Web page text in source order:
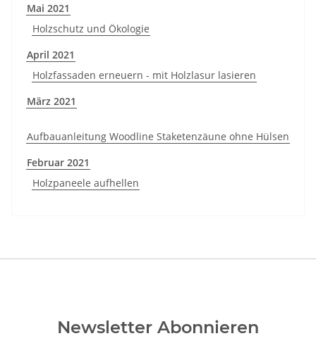
Mai 2021
Holzschutz und Ökologie
April 2021
Holzfassaden erneuern - mit Holzlasur lasieren
März 2021
Aufbauanleitung Woodline Staketenzäune ohne Hülsen
Februar 2021
Holzpaneele aufhellen
Newsletter Abonnieren